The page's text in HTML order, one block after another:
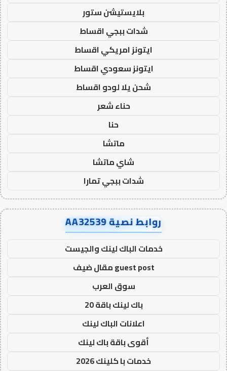
بلايستيشن ستور
شدات ببجي اقساط
ايتونز امريكي اقساط
ايتونز سعودي اقساط
شحن يلا لودو اقساط
حناء شعر
حنا
ماتشا
شاي ماتشا
شدات ببجي تمارا
روابط نصية AA32539
خدمات الباك لينك والجيست
guest post مقال ضيف
سوق العرب
باك لينك باقة 20
اعلانات الباك لينك
أقوى باقة باك لينك
خدمات با كلينك 2026